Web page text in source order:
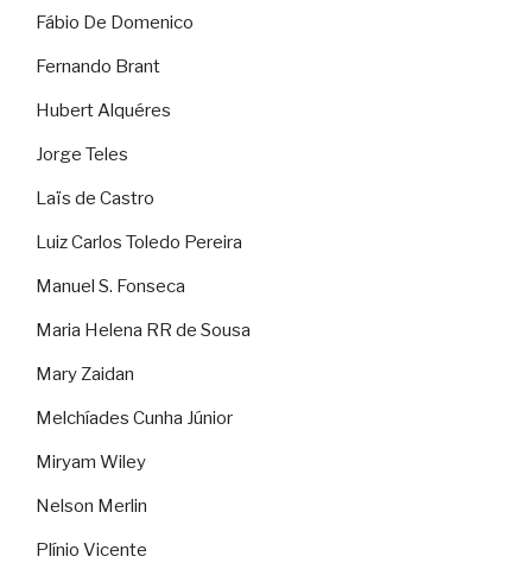
Fábio De Domenico
Fernando Brant
Hubert Alquéres
Jorge Teles
Laïs de Castro
Luiz Carlos Toledo Pereira
Manuel S. Fonseca
Maria Helena RR de Sousa
Mary Zaidan
Melchíades Cunha Júnior
Miryam Wiley
Nelson Merlin
Plínio Vicente